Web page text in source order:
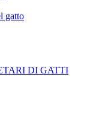
gatto
DI GATTI